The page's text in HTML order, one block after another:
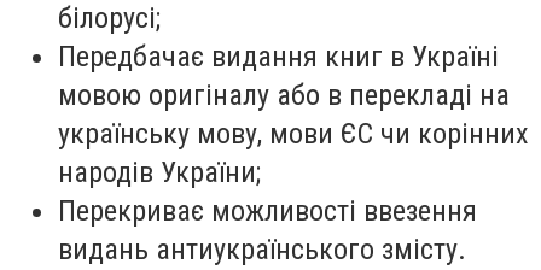
білорусі;
Передбачає видання книг в Україні
мовою оригіналу або в перекладі на
українську мову, мови ЄС чи корінних
народів України;
Перекриває можливості ввезення
видань антиукраїнського змісту.